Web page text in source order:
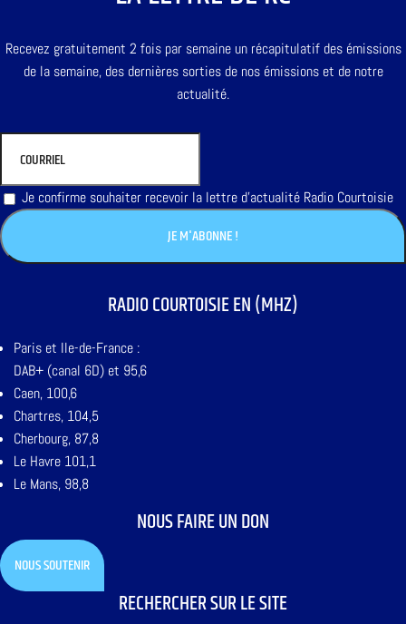
Recevez gratuitement 2 fois par semaine un récapitulatif des émissions
de la semaine, des dernières sorties de nos émissions et de notre
actualité.
Je confirme souhaiter recevoir la lettre d'actualité Radio Courtoisie
RADIO COURTOISIE EN (MHZ)
Paris et Ile-de-France :
DAB+ (canal 6D) et 95,6
Caen, 100,6
Chartres, 104,5
Cherbourg, 87,8
Le Havre 101,1
Le Mans, 98,8
NOUS FAIRE UN DON
NOUS SOUTENIR
RECHERCHER SUR LE SITE